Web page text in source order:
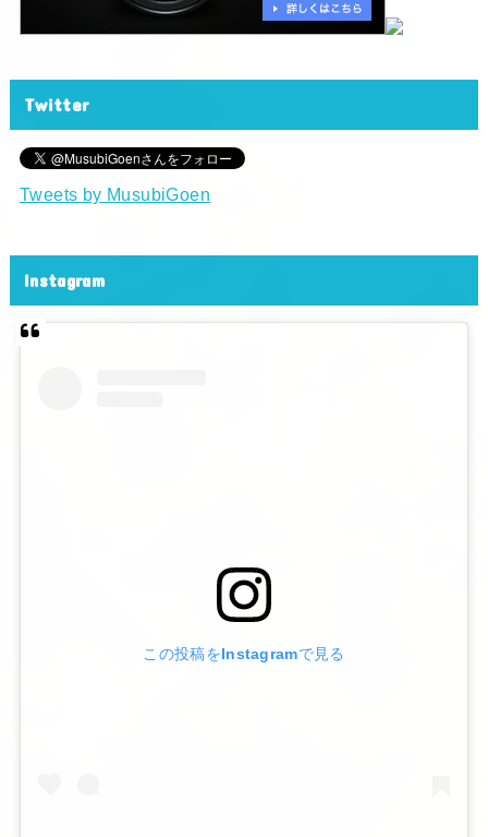
Twitter
Tweets by MusubiGoen
Instagram
この投稿をInstagramで見る